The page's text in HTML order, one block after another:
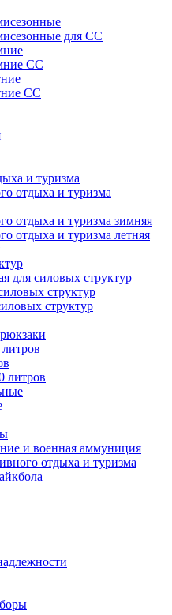
для СС
СС
СС
и туризма
отдыха и туризма
отдыха и туризма зимняя
отдыха и туризма летняя
для силовых структур
структур
структур
литров
и военная аммуниция
отдыха и туризма